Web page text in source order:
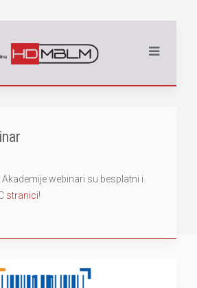
Akademije webinari su besplatni i
stranici!